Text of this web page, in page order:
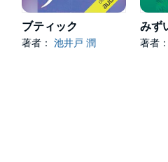
ブティック
著者： 池井戸 潤
みず
著者